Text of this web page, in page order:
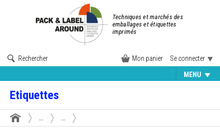
Techniques et marchés des
emballages et étiquettes
imprimés
Rechercher Mon panier Se connecter
MENU
Etiquettes